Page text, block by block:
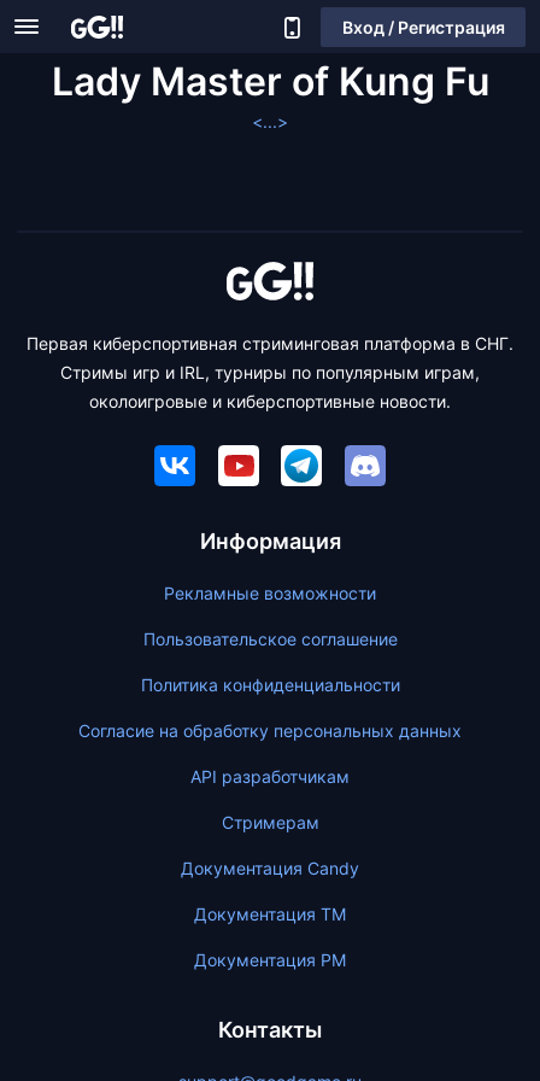
Вход / Регистрация
Lady Master of Kung Fu
<...>
Первая киберспортивная стриминговая платформа в СНГ.
Стримы игр и IRL, турниры по популярным играм,
околоигровые и киберспортивные новости.
Информация
Рекламные возможности
Пользовательское соглашение
Политика конфиденциальности
Согласие на обработку персональных данных
API разработчикам
Стримерам
Документация Candy
Документация ТМ
Документация PM
Контакты